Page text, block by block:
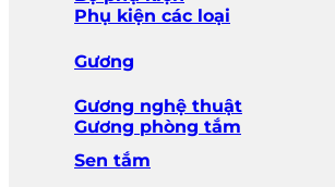
Phụ kiện các loại
Gương
Gương nghệ thuật
Gương phòng tắm
Sen tắm